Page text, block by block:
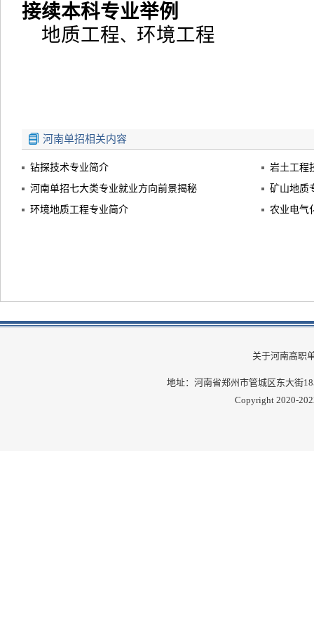
接续本科专业举例
地质工程、 环境工程
河南单招相关内容
钻探技术专业简介
岩土工程
河南单招七大类专业就业方向前景揭秘
矿山地质
环境地质工程专业简介
农业电气
关于河南高职
地址：河南省郑州市管城区东大街
Copyright 2020-